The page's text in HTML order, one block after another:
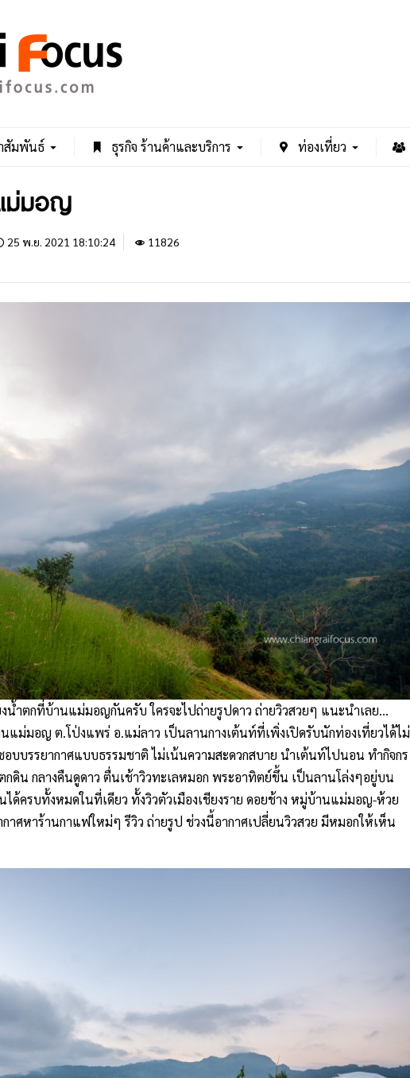
สัมพันธ์ ธุรกิจ ร้านค้าและบริการ ท่องเที่ยว
ม่มอญ
25 พ.ย. 2021 18:10:24 11826
น้ำตกที่บ้านแม่มอญกันครับ ใครจะไปถ่ายรูปดาว ถ่ายวิวสวยๆ แนะนำเลย…
แม่มอญ ต.โป่งแพร่ อ.แม่ลาว เป็นลานกางเต้นท์ที่เพิ่งเปิดรับนักท่องเที่ยวได้ไม่
บรรยากาศแบบธรรมชาติ ไม่เน้นความสะดวกสบาย นำเต้นท์ไปนอน ทำกิจกร
น กลางคืนดูดาว ตื่นเช้าวิวทะเลหมอก พระอาทิตย์ขึ้น เป็นลานโล่งๆอยู่บน
ได้ครบทั้งหมดในที่เดียว ทั้งวิวตัวเมืองเชียงราย ดอยช้าง หมู่บ้านแม่มอญ-ห้วย
าศหาร้านกาแฟใหม่ๆ รีวิว ถ่ายรูป ช่วงนี้อากาศเปลี่ยนวิวสวย มีหมอกให้เห็น